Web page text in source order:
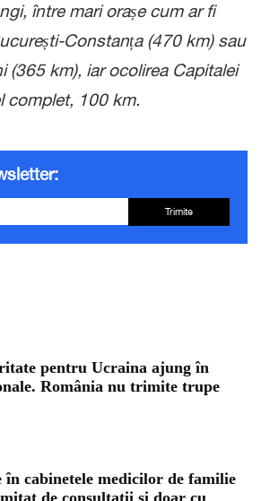
între mari orașe cum ar fi
Constanța (470 km) sau
(365 km), iar ocolirea Capitalei
complet, 100 km.
Trimite
pentru Ucraina ajung în
România nu trimite trupe
în cabinetele medicilor de familie